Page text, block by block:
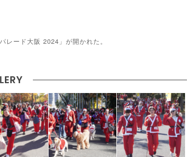
レード大阪 2024」が開かれた。